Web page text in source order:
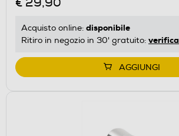
Acquisto online: disponibile
Ritiro in negozio in 30' gratuito: verifica
AGGIUNGI